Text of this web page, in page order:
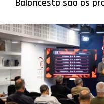
Baloncesto são os